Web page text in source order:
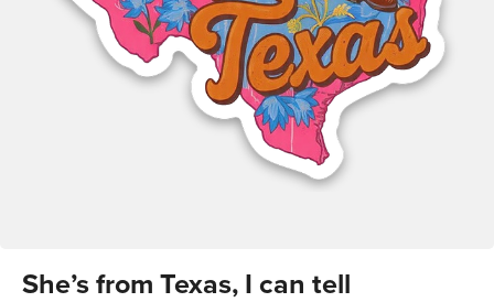
She’s from Texas, I can tell